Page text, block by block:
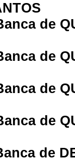
de
de
de
de
de